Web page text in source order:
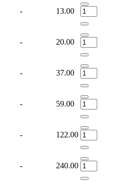
- 13.00
- 20.00
- 37.00
- 59.00
- 122.00
- 240.00